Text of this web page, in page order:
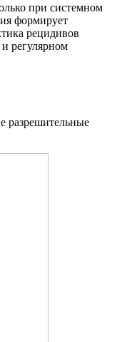
при системном
формирует
рецидивов
и регулярном
разрешительные